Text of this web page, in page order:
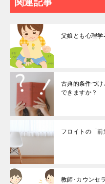
関連記事
父娘とも心理
古典的条件づ
できますか？
フロイトの「
教師･カウンセ